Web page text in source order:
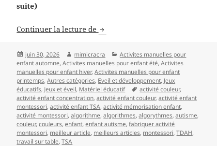
suite)
Continuer la lecture de Activité Montessori: Les
Publié
le
juin 30, 2026 Auteur
mimicracra Catégories
Activites manuelles pour
enfant automne,Activites manuelles pour enfant été,Activites
manuelles pour enfant hiver,Activites manuelles pour enfant
printemps,Autres catégories, Eveil et développement, Jeux
éducatifs, Jeux et éveil, Matériel éducatif
Mots-
clés
activité couleur,
activité enfant concentration,activité enfant couleur,activité enfant
montessori,activité enfant TSA,activité mémorisation enfant,
activité montessori,algorithme,algorithmes,algorythmes,autisme,
couleur,couleurs,enfant,enfant autisme,fabriquer activité
montessori, meilleur article, meilleurs articles, montessori,TDAH,
travail sur table,TSA